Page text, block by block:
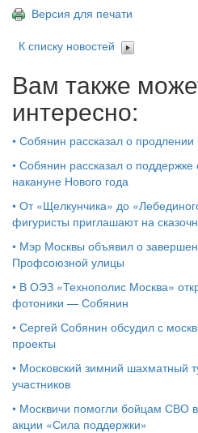
Версия для печати
К списку новостей
Вам также
интересно:
• Собянин рассказал о
• Собянин рассказал о
накануне Нового года
• От «Щелкунчика» до
фигуристы приглашают на
• Мэр Москвы объявил о
Профсоюзной улицы
• В ОЭЗ «Технополис Москва»
фотоники — Собянин
• Сергей Собянин обсудил с
проекты
• Московский зимний шахматный
участников
• Москвичи помогли бойцам СВО в
акции «Сила поддержки»